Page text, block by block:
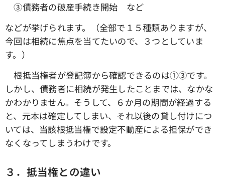
③債務者の破産手続き開始 など
などが挙げられます。（全部で１５種類ありますが、
今回は相続に焦点を当てたいので、３つとしていま
す。）
根抵当権者が登記簿から確認できるのは①③です。
しかし、債務者に相続が発生したことまでは、なかな
かわかりません。そうして、６か月の期間が経過する
と、元本は確定してしまい、それ以後の貸し付けにつ
いては、当該根抵当権で設定不動産による担保ができ
なくなってしまうわけです。
３．抵当権との違い